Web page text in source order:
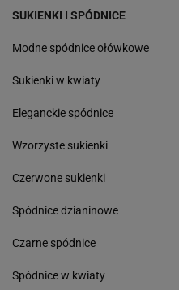
SUKIENKI I SPÓDNICE
Modne spódnice ołówkowe
Sukienki w kwiaty
Eleganckie spódnice
Wzorzyste sukienki
Czerwone sukienki
Spódnice dzianinowe
Czarne spódnice
Spódnice w kwiaty